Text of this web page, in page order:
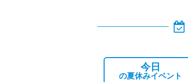
今日
の夏休みイベント